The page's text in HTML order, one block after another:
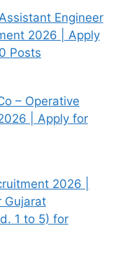
Engineer
2026 | Apply
Posts
– Operative
| Apply for
2026 |
Gujarat
1 to 5) for